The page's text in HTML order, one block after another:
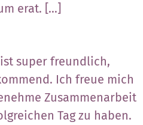
erat. […]
super freundlich,
Ich freue mich
Zusammenarbeit
Tag zu haben.